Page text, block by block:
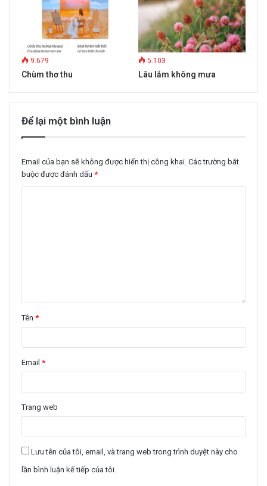
9.679
Chùm thơ thu
5.103
Lâu lắm không mưa
Để lại một bình luận
Email của bạn sẽ không được hiển thị công khai. Các trường bắt
buộc được đánh dấu *
Tên *
Email *
Trang web
Lưu tên của tôi, email, và trang web trong trình duyệt này cho
lần bình luận kế tiếp của tôi.